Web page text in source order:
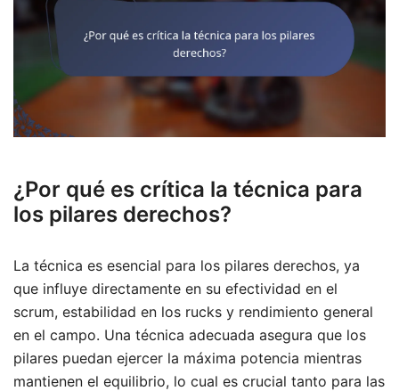
¿Por qué es crítica la técnica para
los pilares derechos?
La técnica es esencial para los pilares derechos, ya
que influye directamente en su efectividad en el
scrum, estabilidad en los rucks y rendimiento general
en el campo. Una técnica adecuada asegura que los
pilares puedan ejercer la máxima potencia mientras
mantienen el equilibrio, lo cual es crucial tanto para las